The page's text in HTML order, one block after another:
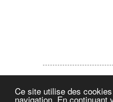
Ce site utilise des
navigation. En